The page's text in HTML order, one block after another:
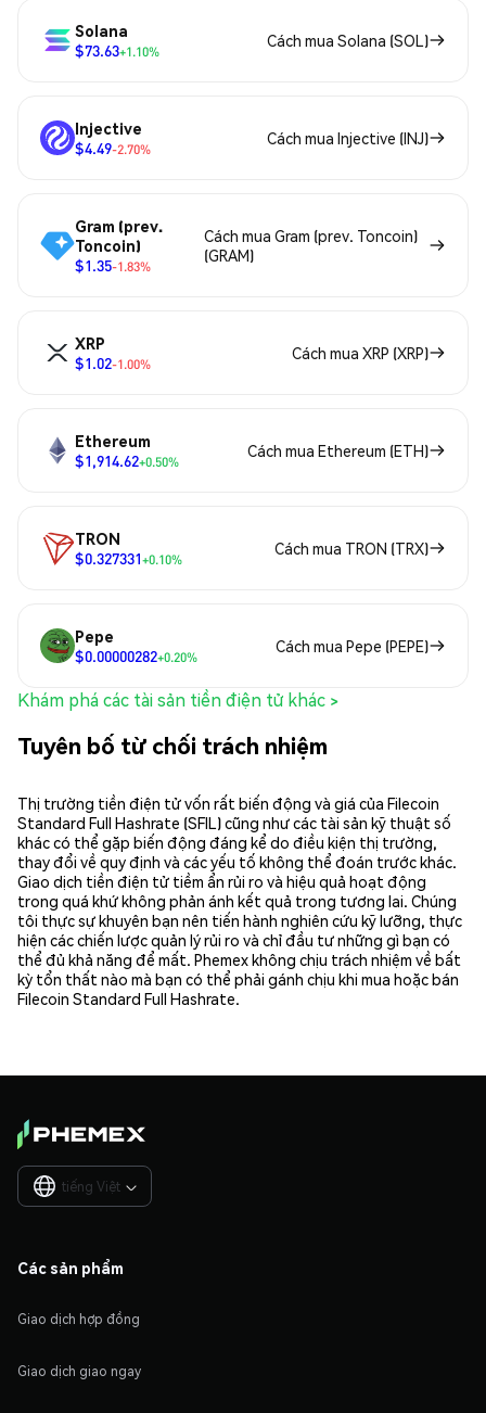
Solana
$73.63+1.10%
Cách mua Solana (SOL)
Injective
$4.49-2.70%
Cách mua Injective (INJ)
Gram (prev.
Toncoin)
$1.35-1.83%
Cách mua Gram (prev. Toncoin)
(GRAM)
XRP
$1.02-1.00%
Cách mua XRP (XRP)
Ethereum
$1,914.62+0.50%
Cách mua Ethereum (ETH)
TRON
$0.327331+0.10%
Cách mua TRON (TRX)
Pepe
$0.00000282+0.20%
Cách mua Pepe (PEPE)
Khám phá các tài sản tiền điện tử khác >
Tuyên bố từ chối trách nhiệm
Thị trường tiền điện tử vốn rất biến động và giá của Filecoin
Standard Full Hashrate (SFIL) cũng như các tài sản kỹ thuật số
khác có thể gặp biến động đáng kể do điều kiện thị trường,
thay đổi về quy định và các yếu tố không thể đoán trước khác.
Giao dịch tiền điện tử tiềm ẩn rủi ro và hiệu quả hoạt động
trong quá khứ không phản ánh kết quả trong tương lai. Chúng
tôi thực sự khuyên bạn nên tiến hành nghiên cứu kỹ lưỡng, thực
hiện các chiến lược quản lý rủi ro và chỉ đầu tư những gì bạn có
thể đủ khả năng để mất. Phemex không chịu trách nhiệm về bất
kỳ tổn thất nào mà bạn có thể phải gánh chịu khi mua hoặc bán
Filecoin Standard Full Hashrate.
tiếng Việt 
Các sản phẩm
Giao dịch hợp đồng
Giao dịch giao ngay